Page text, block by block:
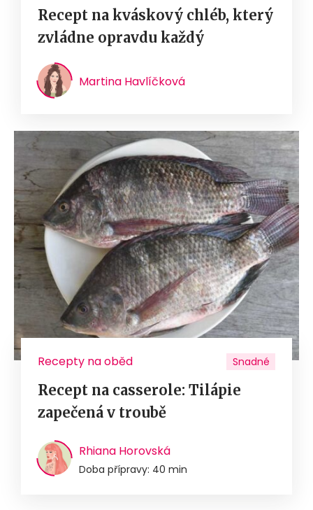
Recept na kváskový chléb, který
zvládne opravdu každý
Martina Havlíčková
Recepty na oběd Snadné
Recept na casserole: Tilápie
zapečená v troubě
Rhiana Horovská
Doba přípravy: 40 min